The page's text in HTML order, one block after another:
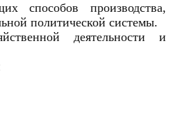
способов производства,
политической системы.
деятельности и